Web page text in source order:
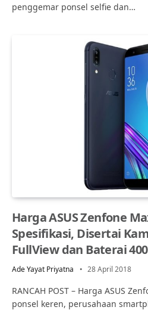
penggemar ponsel selfie dan…
Harga ASUS Zenfone
Spesifikasi, Disertai
FullView dan Baterai
Ade Yayat Priyatna 28 April 2018
RANCAH POST – Harga ASUS
ponsel keren, perusahaan